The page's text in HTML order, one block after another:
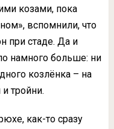
козами, пока
вспомнили, что
при стаде. Да и
намного больше: ни
козлёнка – на
тройни.
как-то сразу